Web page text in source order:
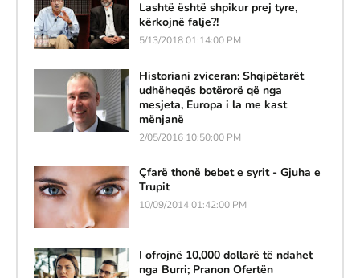
Lashtë është shpikur prej tyre,
kërkojnë falje?!
5/13/2018 01:14:00 PM
Historiani zviceran: Shqipëtarët
udhëheqës botërorë që nga
mesjeta, Europa i la me kast
mënjanë
2/05/2016 10:50:00 PM
Çfarë thonë bebet e syrit - Gjuha e
Trupit
10/09/2014 01:42:00 PM
I ofrojnë 10,000 dollarë të ndahet
nga Burri; Pranon Ofertën